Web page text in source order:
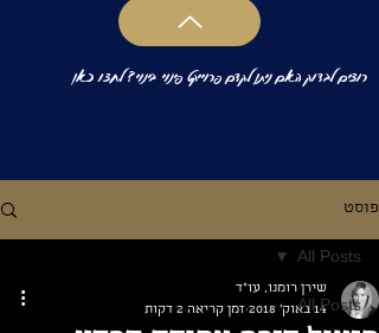
רוצים לבדוק האם ניתן לקדם פרוייקט פינוי בינוי? לחצו כאן
פוסט
All Posts
All Posts
שירן רומנו, עו"ד
14 באוק׳ 2018
זמן קריאה 2 דקות